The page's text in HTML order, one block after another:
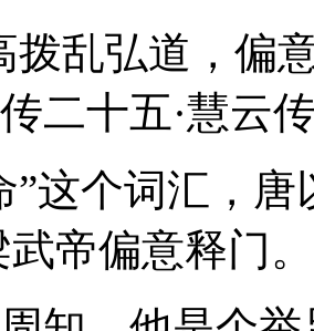
乱弘道，偏意
传二十五·慧云
个词汇，唐
帝偏意释门。